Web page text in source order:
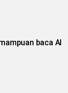
baca Al